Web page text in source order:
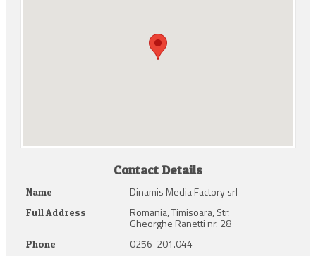
Contact Details
Name Dinamis Media Factory srl
Full Address Romania, Timisoara, Str.
Gheorghe Ranetti nr. 28
Phone 0256-201.044